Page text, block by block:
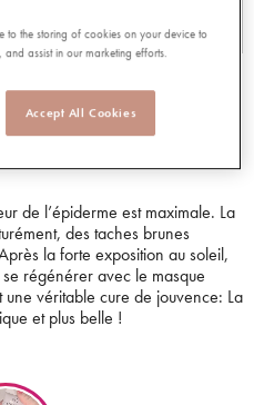
de l’épiderme est maximale. La
des taches brunes
la forte exposition au soleil,
régénérer avec le masque
une véritable cure de jouvence: La
et plus belle !
to the storing of cookies on your device to
assist in our marketing efforts.
Accept All Cookies